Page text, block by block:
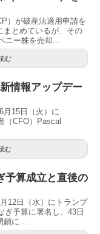
）が破産法適用申請を
まとめているが、その
ニー株を売却...
む
情報アップデー
月15日（火）に
（CFO）Pascal
む
予算成立と直後の
12日（水）にトランプ
ぎ予算に署名し、43日
鎖に...